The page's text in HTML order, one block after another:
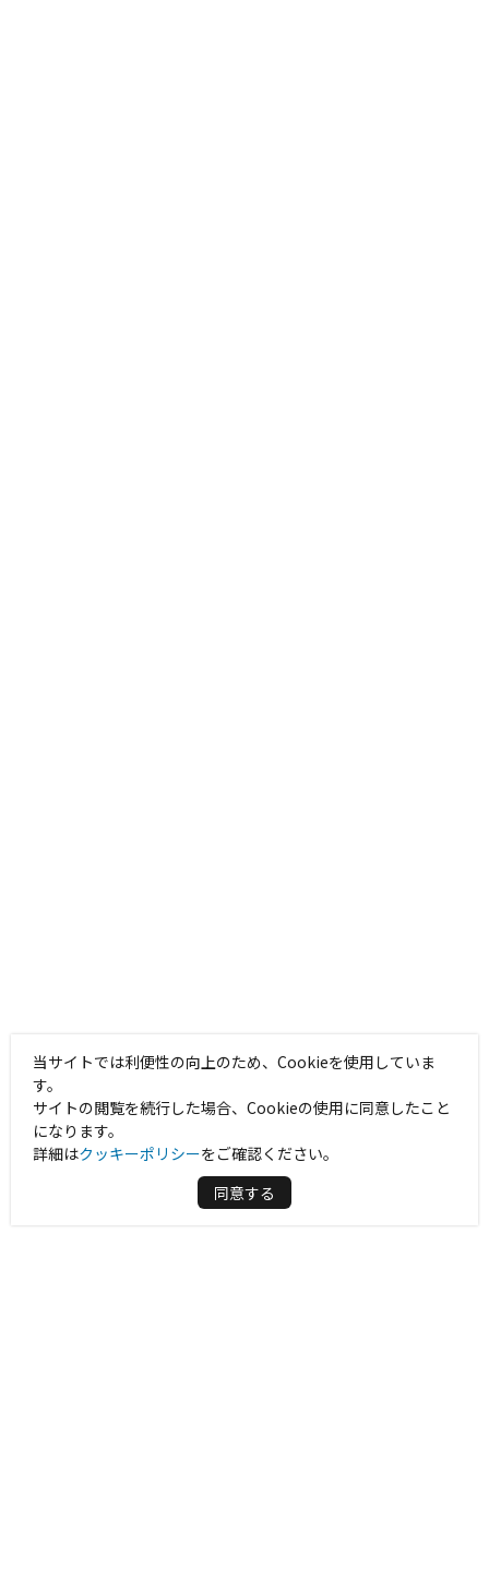
当サイトでは利便性の向上のため、Cookieを使用していま
す。
サイトの閲覧を続行した場合、Cookieの使用に同意したこと
になります。
詳細はクッキーポリシーをご確認ください。
同意する